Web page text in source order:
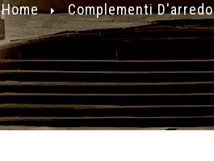
Home Complementi D'arredo